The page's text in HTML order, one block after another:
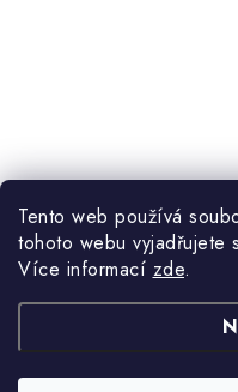
Tento web používá
tohoto webu vyjadřujete
Více informací zde.